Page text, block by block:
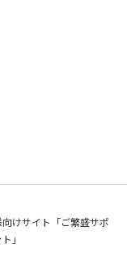
けサイト「ご繁盛サポ
」